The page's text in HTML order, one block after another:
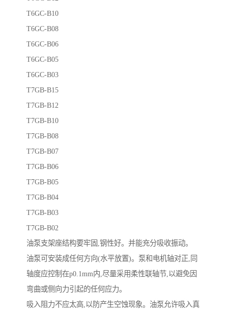
T6GC-B10
T6GC-B08
T6GC-B06
T6GC-B05
T6GC-B03
T7GB-B15
T7GB-B12
T7GB-B10
T7GB-B08
T7GB-B07
T7GB-B06
T7GB-B05
T7GB-B04
T7GB-B03
T7GB-B02
油泵支架座结构要牢固,钢性好。并能充分吸收振动。
油泵可安装成任何方向(水平放置)。泵和电机轴对正,同
轴度应控制在p0.1mm内,尽量采用柔性联轴节,以避免因
弯曲或侧向力引起的任何应力。
吸入阻力不应太高,以防产生空蚀现象。油泵允许吸入真